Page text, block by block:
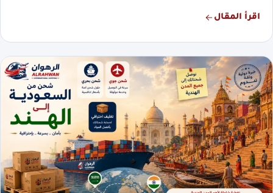
اقرأ المقال